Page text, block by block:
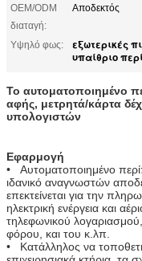
OEM/ODM
διαταγή:
Αποδεκτός
Υψηλό φως: εξωτερικές
υπαίθριο
Το αυτοματοποιημένο
αφής, μετρητά/κάρτα
υπολογιστών
Εφαρμογή
• Αυτοματοποιημένο
ιδανικό αναγνωστών
επεκτείνεται για την
ηλεκτρική ενέργεια και
τηλεφωνικού
φόρου, και του κ.λπ.
• Κατάλληλος να